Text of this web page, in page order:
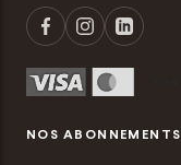
NOS ABONNEMENTS